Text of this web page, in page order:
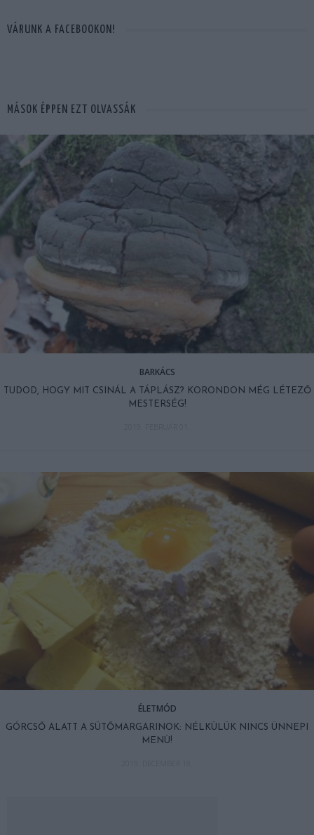
VÁRUNK A FACEBOOKON!
MÁSOK ÉPPEN EZT OLVASSÁK
BARKÁCS
TUDOD, HOGY MIT CSINÁL A TÁPLÁSZ? KORONDON MÉG LÉTEZŐ
MESTERSÉG!
ÉLETMÓD
GÓRCSŐ ALATT A SÜTŐMARGARINOK: NÉLKÜLÜK NINCS ÜNNEPI
MENÜ!